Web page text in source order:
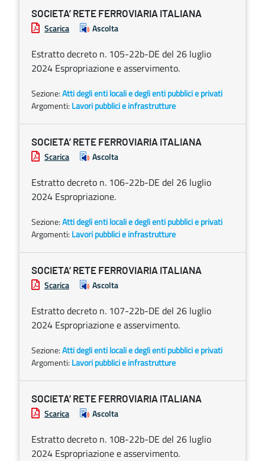
SOCIETA’ RETE FERROVIARIA ITALIANA
Scarica Ascolta
Estratto decreto n. 105-22b-DE del 26 luglio
2024 Espropriazione e asservimento.
Sezione:Atti degli enti locali e degli enti pubblici e privati
Argomenti: Lavori pubblici e infrastrutture
SOCIETA’ RETE FERROVIARIA ITALIANA
Scarica Ascolta
Estratto decreto n. 106-22b-DE del 26 luglio
2024 Espropriazione.
Sezione:Atti degli enti locali e degli enti pubblici e privati
Argomenti: Lavori pubblici e infrastrutture
SOCIETA’ RETE FERROVIARIA ITALIANA
Scarica Ascolta
Estratto decreto n. 107-22b-DE del 26 luglio
2024 Espropriazione e asservimento.
Sezione:Atti degli enti locali e degli enti pubblici e privati
Argomenti: Lavori pubblici e infrastrutture
SOCIETA’ RETE FERROVIARIA ITALIANA
Scarica Ascolta
Estratto decreto n. 108-22b-DE del 26 luglio
2024 Espropriazione e asservimento.